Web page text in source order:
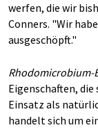
werfen, die wir
Conners. "Wir
ausgeschöpft."
Rhodomicrobium-
Eigenschaften,
Einsatz als
handelt sich um